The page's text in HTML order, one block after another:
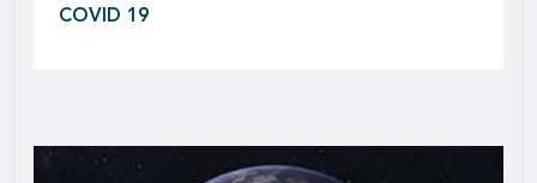
COVID 19